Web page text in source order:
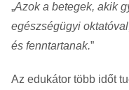
„Azok a betegek, akik
egészségügyi
és fenntartanak.”
Az edukátor több időt